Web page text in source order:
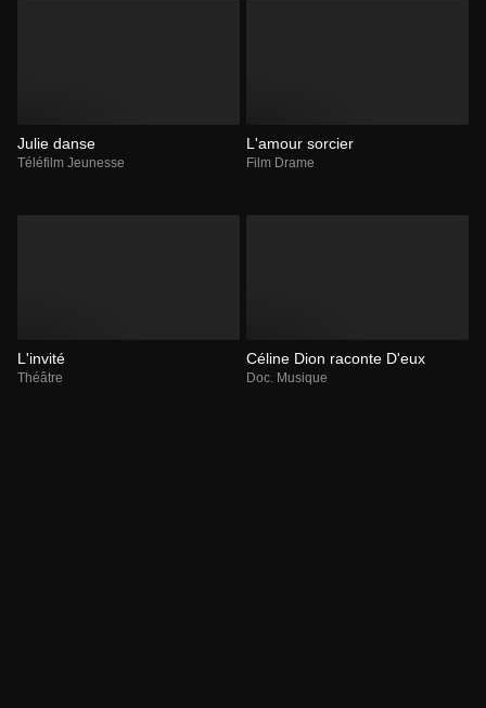
Julie danse
Téléfilm Jeunesse
L'amour sorcier
Film Drame
L'invité
Théâtre
Céline Dion raconte D'eux
Doc. Musique